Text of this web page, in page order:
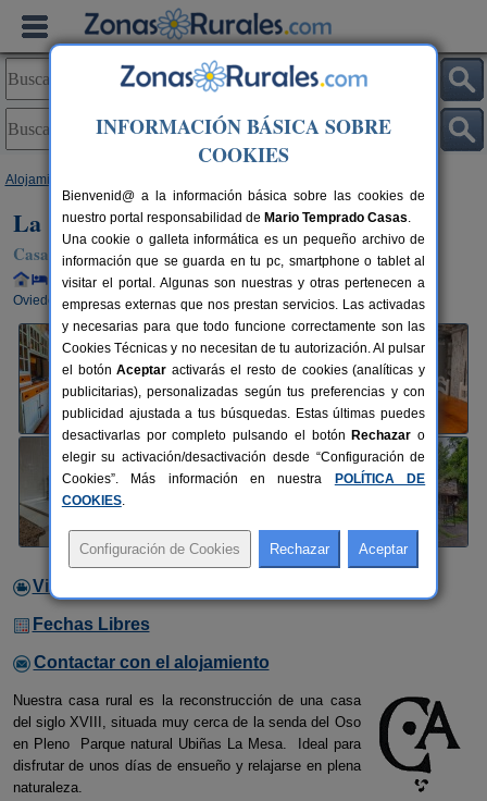
Alojamientos
La Carrozal Senda del Oso
Casa Rural en Teverga (Asturias)
Alquiler completo y por habitaciones 5+3 plazas
30 km de
Oviedo
Video
Fechas Libres
Contactar con el alojamiento
Nuestra casa rural es la reconstrucción de una casa
del siglo XVIII, situada muy cerca de la senda del Oso
en Pleno Parque natural Ubiñas La Mesa. Ideal para
disfrutar de unos días de ensueño y relajarse en plena
naturaleza.
INFORMACIÓN BÁSICA SOBRE
COOKIES
Bienvenid@ a la información básica sobre las cookies de
nuestro portal responsabilidad de Mario Temprado Casas.
Una cookie o galleta informática es un pequeño archivo de
información que se guarda en tu pc, smartphone o tablet al
visitar el portal. Algunas son nuestras y otras pertenecen a
empresas externas que nos prestan servicios. Las activadas
y necesarias para que todo funcione correctamente son las
Cookies Técnicas y no necesitan de tu autorización. Al pulsar
el botónAceptar activarás el resto de cookies (analíticas y
publicitarias), personalizadas según tus preferencias y con
publicidad ajustada a tus búsquedas. Estas últimas puedes
desactivarlas por completo pulsando el botón Rechazar o
elegir su activación/desactivación desde “Configuración de
Cookies”. Más información en nuestra
POLÍTICA DE
COOKIES.